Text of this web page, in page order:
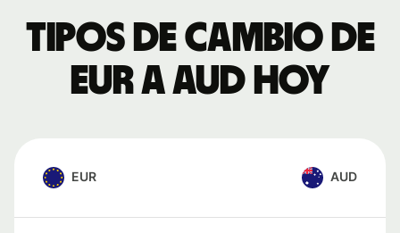
Tipos de cambio de
EUR a AUD hoy
EUR AUD